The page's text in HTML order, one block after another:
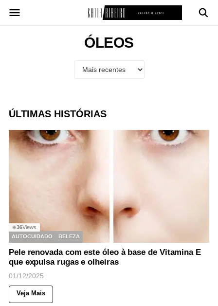
para
ÓLEOS
ÚLTIMAS HISTÓRIAS
◉36Views
AUTOCUIDADO
BELEZA
Pele renovada com este óleo à base de Vitamina E
que expulsa rugas e olheiras
01/12/2025
Veja Mais